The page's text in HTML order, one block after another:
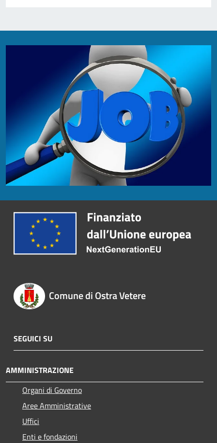
Comune di Ostra Vetere
SEGUICI SU
AMMINISTRAZIONE
Organi di Governo
Aree Amministrative
Uffici
Enti e fondazioni